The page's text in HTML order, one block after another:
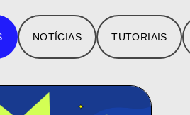
NOTÍCIAS TUTORIAIS